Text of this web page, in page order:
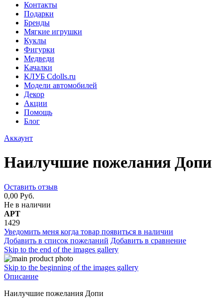
Контакты
Подарки
Бренды
Мягкие игрушки
Куклы
Фигурки
Медведи
Качалки
КЛУБ Cdolls.ru
Модели автомобилей
Декор
Акции
Помощь
Блог
Аккаунт
Наилучшие пожелания Допи
Оставить отзыв
0,00 Руб.
Не в наличии
АРТ
1429
Уведомить меня когда товар появиться в наличии
Добавить в список пожеланий Добавить в сравнение
Skip to the end of the images gallery
Skip to the beginning of the images gallery
Описание
Наилучшие пожелания Допи